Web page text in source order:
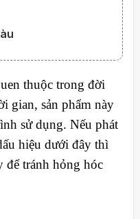
thuộc trong đời
gian, sản phẩm này
sử dụng. Nếu phát
hiệu dưới đây thì
để tránh hỏng hóc